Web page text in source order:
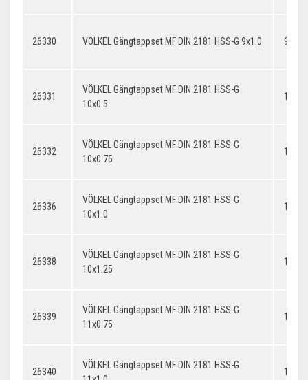
26330 VÖLKEL Gängtappset MF DIN 2181 HSS-G 9x1.0 9x1.0
26331
VÖLKEL Gängtappset MF DIN 2181 HSS-G
10x0.5
26332
VÖLKEL Gängtappset MF DIN 2181 HSS-G
10x0.75
26336
VÖLKEL Gängtappset MF DIN 2181 HSS-G
10x1.0
26338
VÖLKEL Gängtappset MF DIN 2181 HSS-G
10x1.25
26339
VÖLKEL Gängtappset MF DIN 2181 HSS-G
11x0.75
26340
VÖLKEL Gängtappset MF DIN 2181 HSS-G